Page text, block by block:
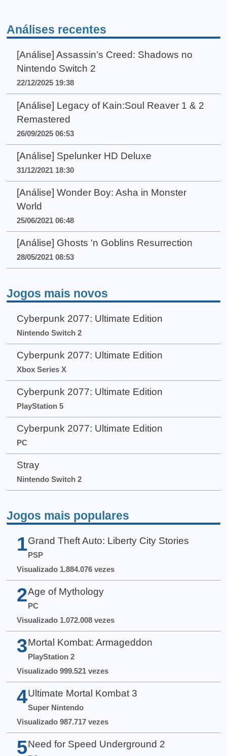
Análises recentes
[Análise] Assassin’s Creed: Shadows no
Nintendo Switch 2
22/12/2025 19:38
[Análise] Legacy of Kain:Soul Reaver 1 & 2
Remastered
26/09/2025 06:53
[Análise] Spelunker HD Deluxe
31/12/2021 18:30
[Análise] Wonder Boy: Asha in Monster
World
25/06/2021 06:48
[Análise] Ghosts 'n Goblins Resurrection
28/05/2021 08:53
Jogos mais novos
Cyberpunk 2077: Ultimate Edition
Nintendo Switch 2
Cyberpunk 2077: Ultimate Edition
Xbox Series X
Cyberpunk 2077: Ultimate Edition
PlayStation 5
Cyberpunk 2077: Ultimate Edition
PC
Stray
Nintendo Switch 2
Jogos mais populares
1 Grand Theft Auto: Liberty City Stories
PSP
Visualizado 1.884.076 vezes
2 Age of Mythology
PC
Visualizado 1.072.008 vezes
3 Mortal Kombat: Armageddon
PlayStation 2
Visualizado 999.521 vezes
4 Ultimate Mortal Kombat 3
Super Nintendo
Visualizado 987.717 vezes
5 Need for Speed Underground 2